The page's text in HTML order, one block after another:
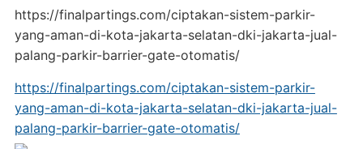
https://finalpartings.com/ciptakan-sistem-parkir-
yang-aman-di-kota-jakarta-selatan-dki-jakarta-jual-
palang-parkir-barrier-gate-otomatis/
https://finalpartings.com/ciptakan-sistem-parkir-
yang-aman-di-kota-jakarta-selatan-dki-jakarta-jual-
palang-parkir-barrier-gate-otomatis/